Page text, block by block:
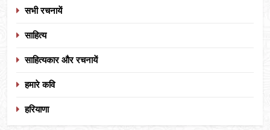
सभी रचनायें
साहित्य
साहित्यकार और रचनायें
हमारे कवि
हरियाणा